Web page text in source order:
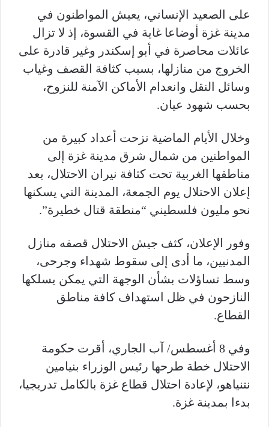
على الصعيد الإنساني، يعيش المواطنون في
مدينة غزة أوضاعا غاية في القسوة، إذ لا تزال
عائلات محاصرة في أبو إسكندر وغير قادرة على
الخروج من منازلها، بسبب كثافة القصف وغياب
وسائل النقل وانعدام الأماكن الآمنة للنزوح،
بحسب شهود عيان.
وخلال الأيام الماضية نزحت أعداد كبيرة من
المواطنين من شمال شرق مدينة غزة إلى
مناطقها الغربية تحت كثافة نيران الاحتلال، بعد
إعلان الاحتلال يوم الجمعة، المدينة التي يسكنها
نحو مليون فلسطيني “منطقة قتال خطيرة”.
وفور الإعلان، كثف جيش الاحتلال قصفه منازل
المدنيين، ما أدى إلى سقوط شهداء وجرحى،
وسط تساؤلات بشأن الوجهة التي يمكن يسلكها
النازحون في ظل استهداف كافة مناطق
القطاع.
وفي 8 أغسطس/ آب الجاري، أقرت حكومة
الاحتلال خطة طرحها رئيس الوزراء بنيامين
نتنياهو، لإعادة احتلال قطاع غزة بالكامل تدريجيا،
بدءا بمدينة غزة.